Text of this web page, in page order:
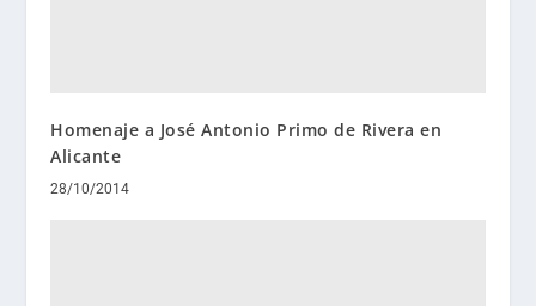
Homenaje a José Antonio Primo de Rivera en
Alicante
28/10/2014